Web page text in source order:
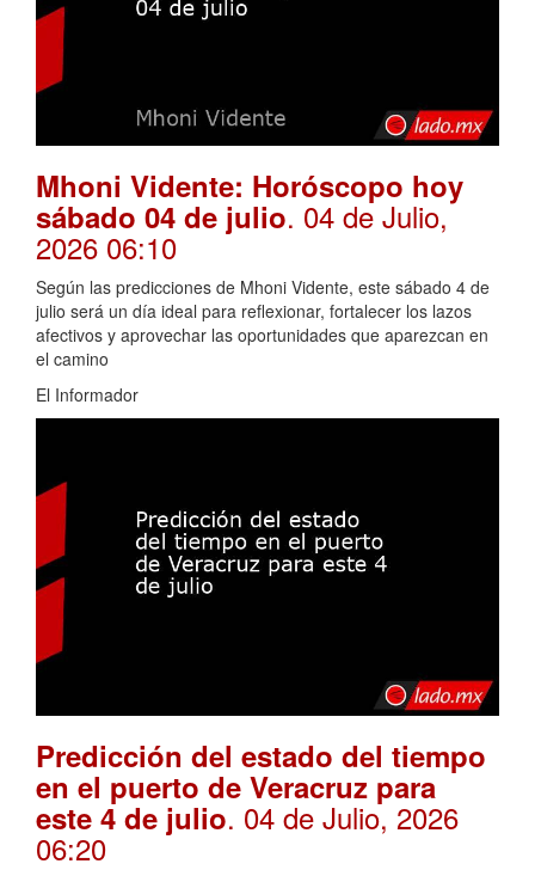
Mhoni Vidente: Horóscopo hoy
sábado 04 de julio. 04 de Julio,
2026 06:10
Según las predicciones de Mhoni Vidente, este sábado 4 de
julio será un día ideal para reflexionar, fortalecer los lazos
afectivos y aprovechar las oportunidades que aparezcan en
el camino
El Informador
Predicción del estado del tiempo
en el puerto de Veracruz para
este 4 de julio. 04 de Julio, 2026
06:20